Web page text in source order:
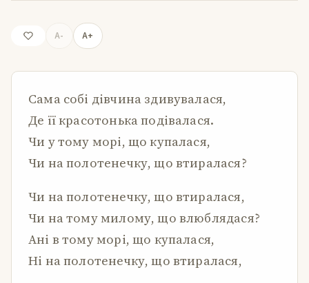
A- A+
Сама собі дівчина здивувалася,
Де її красотонька подівалася.
Чи у тому морі, що купалася,
Чи на полотенечку, що втиралася?
Чи на полотенечку, що втиралася,
Чи на тому милому, що влюблядася?
Ані в тому морі, що купалася,
Ні на полотенечку, що втиралася,